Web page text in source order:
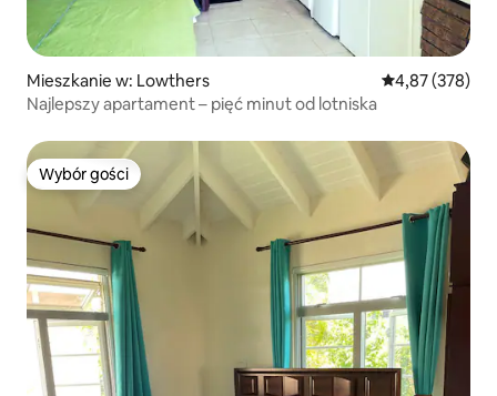
Mieszkanie w: Lowthers Średnia
4,87 (378)
Najlepszy apartament – pięć minut od lotniska
Wybór gości
Wybór gości